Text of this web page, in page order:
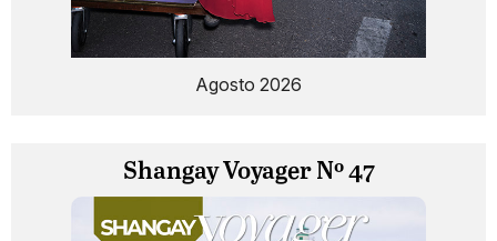
Agosto 2026
Shangay Voyager Nº 47